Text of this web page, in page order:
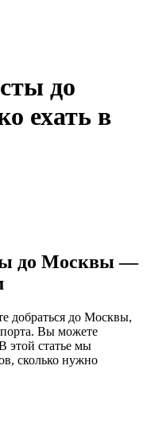
до
ехать в
до Москвы —
добраться до Москвы,
Вы можете
этой статье мы
сколько нужно